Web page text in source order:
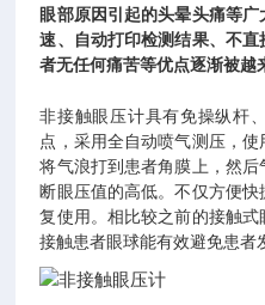
眼部原因引起的头晕头痛等
速、自动打印检测结果、不
者无任何痛苦等优点逐渐被越
非接触眼压计具有免操纵杆
点，采用全自动喷气测压，
将气浪打到患者角膜上，然
断眼压值的高低。不仅方便
复使用。相比较之前的接触式
接触患者眼球能有效避免患者